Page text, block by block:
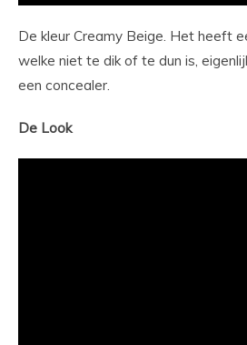
De kleur Creamy Beige. Het heeft
welke niet te dik of te dun is,
een concealer.
De Look